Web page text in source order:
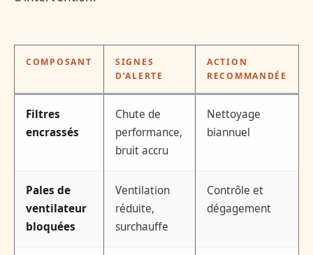
COMPOSANT
SIGNES
D’ALERTE
ACTION
RECOMMANDÉE
Filtres
encrassés
Chute de
performance,
bruit accru
Nettoyage
biannuel
Pales de
ventilateur
bloquées
Ventilation
réduite,
surchauffe
Contrôle et
dégagement